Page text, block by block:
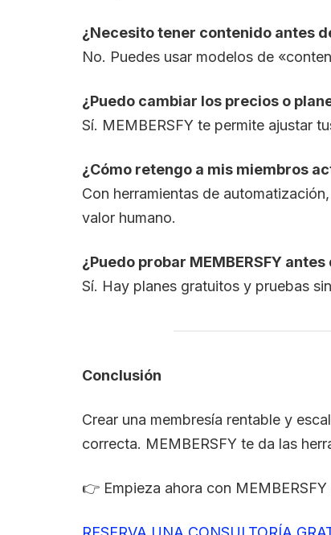
¿Necesito tener contenido antes
No. Puedes usar modelos de
¿Puedo cambiar los precios o
Sí. MEMBERSFY te permite ajustar
¿Cómo retengo a mis miembros
Con herramientas de
valor humano.
¿Puedo probar MEMBERSFY
Sí. Hay planes gratuitos y pruebas
Conclusión
Crear una membresía rentable y
correcta. MEMBERSFY te da las
👉 Empieza ahora con